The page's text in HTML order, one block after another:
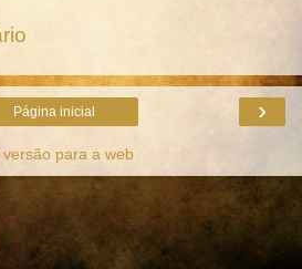
›
Página inicial
versão para a web